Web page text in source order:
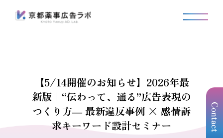
【5/14開催のお知らせ】2026年最
新版｜“伝わって、通る”広告表現の
つくり方― 最新違反事例 × 感情訴
求キーワード設計セミナー